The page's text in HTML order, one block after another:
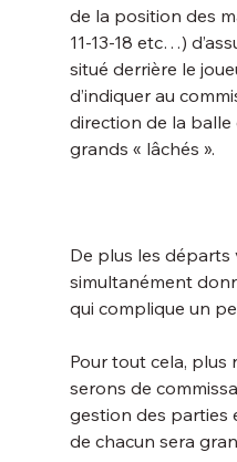
de la position des
11-13-18 etc…)
situé derrière le
d’indiquer au
direction de la balle
De plus les
simultanément
Pour tout cela, plus
serons de
gestion des parties